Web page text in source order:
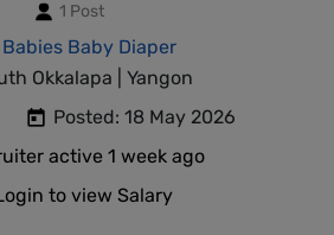
1 Post
Baby Diaper
Okkalapa | Yangon
Posted: 18 May 2026
active 1 week ago
to view Salary